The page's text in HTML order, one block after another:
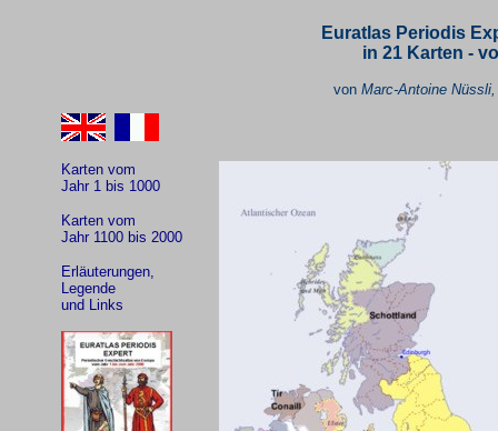
Euratlas Periodis
in 21 Karten -
von Marc-Antoine
Karten vom
Jahr 1 bis 1000
Karten vom
Jahr 1100 bis 2000
Erläuterungen,
Legende
und Links